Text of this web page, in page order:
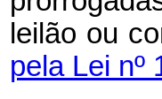
leilão ou
pela Lei nº